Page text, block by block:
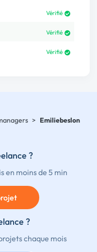
Vérifié
Vérifié
Vérifié
> Emiliebeslon
?
en moins de 5 min
?
chaque mois